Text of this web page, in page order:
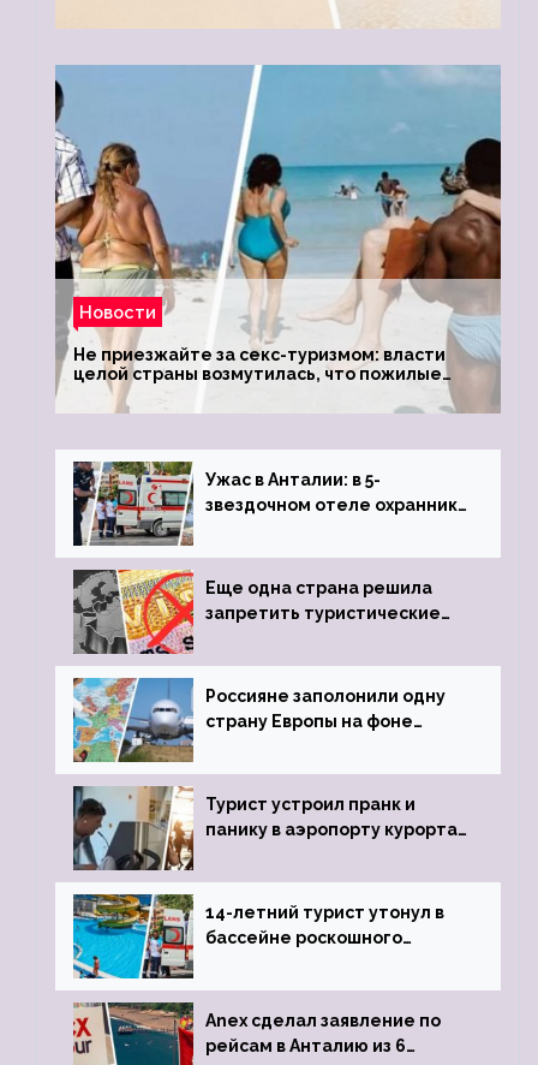
Новости
Не приезжайте за секс-туризмом: власти
целой страны возмутилась, что пожилые
туристки массово едут к ним, чтобы
обзавестись молодыми любовниками
Ужас в Анталии: в 5-
звездочном отеле охранник
пистолета
Еще одна страна решила
запретить туристические
Россияне заполонили одну
страну Европы на фоне
виз
Турист устроил пранк и
панику в аэропорту курорта,
задержке рейса
14-летний турист утонул в
бассейне роскошного
Anex сделал заявление по
рейсам в Анталию из 6